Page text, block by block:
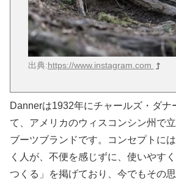
出典:https://www.instagram.com
Dannerは1932年にチャールズ・ダナ
て、アメリカのウィスコンシン州で
ブーツブランドです。コンセプトに
く人が、不便を感じずに、使いやす
つくる」を掲げており、今でもその